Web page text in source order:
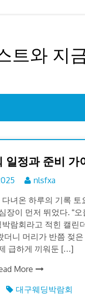
트와 지
일정과 준비 가
nlsfxa
녀온 하루의 기록 토
이 먼저 뛰었다. “
람회라고 적힌 캘린
니 머리가 반쯤 젖
급하게 끼워둔 […]
More
대구웨딩박람회